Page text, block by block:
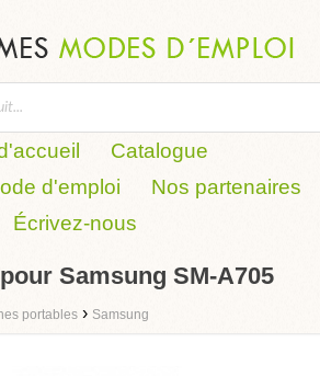
Catalogue
d'emploi
Nos partenaires
Écrivez-nous
Samsung SM-A705
portables › Samsung